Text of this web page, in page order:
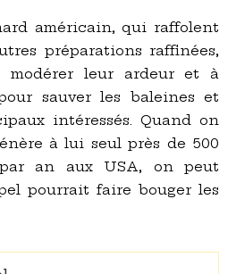
américain, qui raffolent
préparations raffinées,
leur ardeur et à
sauver les baleines et
intéressés. Quand on
à lui seul près de 500
an aux USA, on peut
pourrait faire bouger les